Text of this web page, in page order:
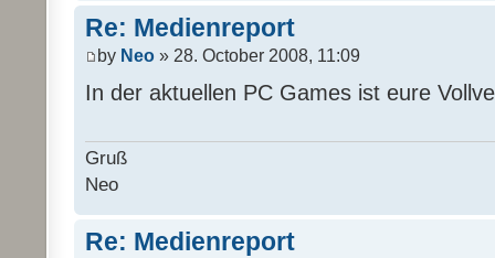
Re: Medienreport
by Neo » 28. October 2008, 11:09
In der aktuellen PC Games ist eure
Gruß
Neo
Re: Medienreport